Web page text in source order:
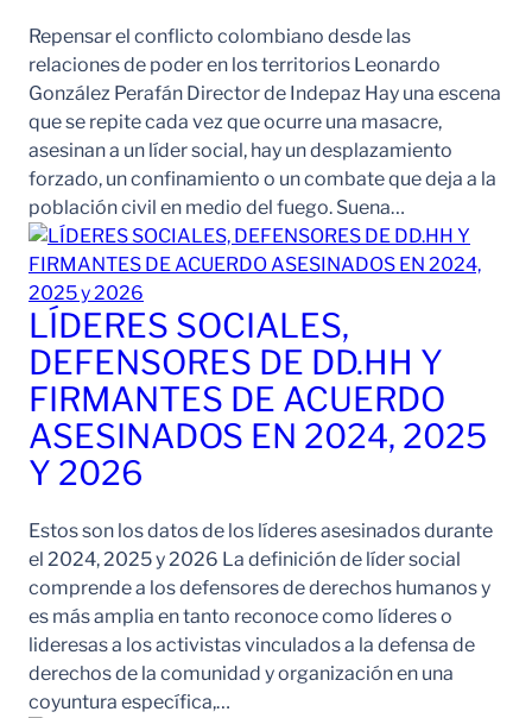
Repensar el conflicto colombiano desde las
relaciones de poder en los territorios Leonardo
González Perafán Director de Indepaz Hay una escena
que se repite cada vez que ocurre una masacre,
asesinan a un líder social, hay un desplazamiento
forzado, un confinamiento o un combate que deja a la
población civil en medio del fuego. Suena…
LÍDERES SOCIALES,
DEFENSORES DE DD.HH Y
FIRMANTES DE ACUERDO
ASESINADOS EN 2024, 2025
Y 2026
Estos son los datos de los líderes asesinados durante
el 2024, 2025 y 2026 La definición de líder social
comprende a los defensores de derechos humanos y
es más amplia en tanto reconoce como líderes o
lideresas a los activistas vinculados a la defensa de
derechos de la comunidad y organización en una
coyuntura específica,…